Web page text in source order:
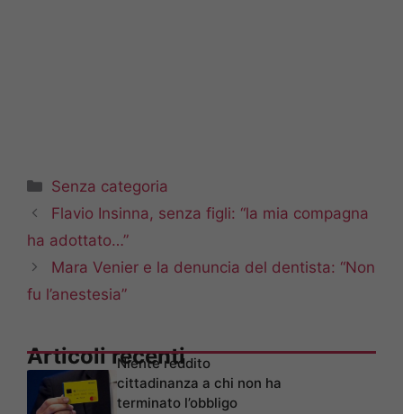
Categorie
Senza categoria
Flavio Insinna, senza figli: “la mia compagna
ha adottato…”
Mara Venier e la denuncia del dentista: “Non
fu l’anestesia”
Articoli recenti
Niente reddito
cittadinanza a chi non ha
terminato l’obbligo